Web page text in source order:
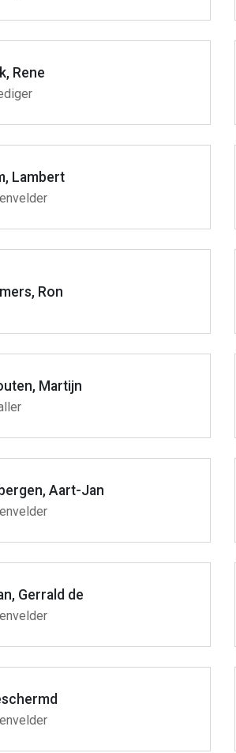
Rene
Lambert
Ron
Martijn
Aart-Jan
Gerrald de